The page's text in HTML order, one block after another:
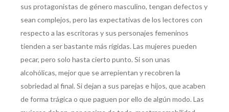
sus protagonistas de género masculino, tengan defectos y
sean complejos, pero las expectativas de los lectores con
respecto a las escritoras y sus personajes femeninos
tienden a ser bastante más rígidas. Las mujeres pueden
pecar, pero solo hasta cierto punto. Si son unas
alcohólicas, mejor que se arrepientan y recobren la
sobriedad al final. Si dejan a sus parejas e hijos, que acaben
de forma trágica o que paguen por ello de algún modo. Las